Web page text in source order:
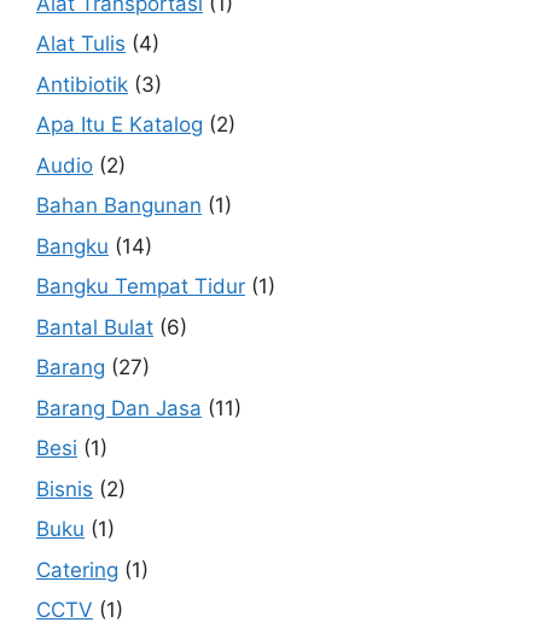
Alat Tulis (4)
Antibiotik (3)
Apa Itu E Katalog (2)
Audio (2)
Bahan Bangunan (1)
Bangku (14)
Bangku Tempat Tidur (1)
Bantal Bulat (6)
Barang (27)
Barang Dan Jasa (11)
Besi (1)
Bisnis (2)
Buku (1)
Catering (1)
CCTV (1)